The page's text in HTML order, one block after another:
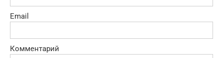
Email
Комментарий